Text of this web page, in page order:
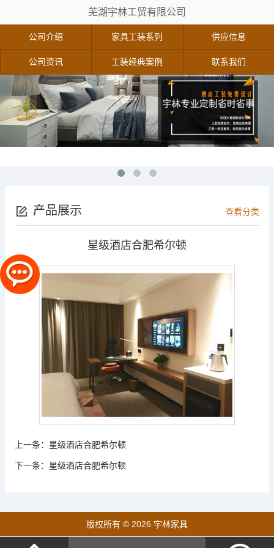
芜湖宇林工贸有限公司
公司介绍 家具工装系列 供应信息
公司资讯 工装经典案例 联系我们
产品展示 查看分类
星级酒店合肥希尔顿
上一条： 星级酒店合肥希尔顿
下一条： 星级酒店合肥希尔顿
版权所有 © 2026 宇林家具